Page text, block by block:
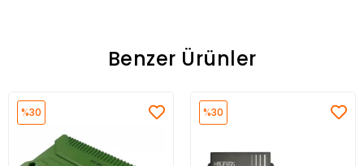
Benzer Ürünler
%30 %30